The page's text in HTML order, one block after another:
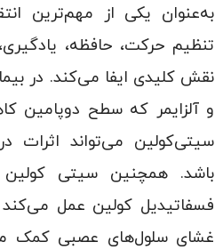
به‌عنوان یکی از مهم‌ترین
تنظیم حرکت، حافظه،
نقش کلیدی ایفا می‌کند. در
و آلزایمر که سطح دوپامین
سیتی‌کولین می‌تواند اثرات
باشد. همچنین سیتی
فسفاتیدیل کولین عمل می‌کند
غشای سلول‌های عصبی کمک